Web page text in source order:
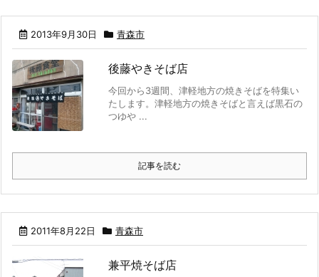
2013年9月30日 青森市
後藤やきそば店
今回から3週間、津軽地方の焼きそばを特集い
たします。津軽地方の焼きそばと言えば黒石の
つゆや ...
記事を読む
2011年8月22日 青森市
兼平焼そば店